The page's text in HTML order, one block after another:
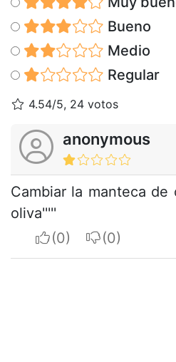
Bueno
Medio
Regular
4.54/5, 24 votos
anonymous
Cambiar la manteca
oliva'''''
I apreciateI do not